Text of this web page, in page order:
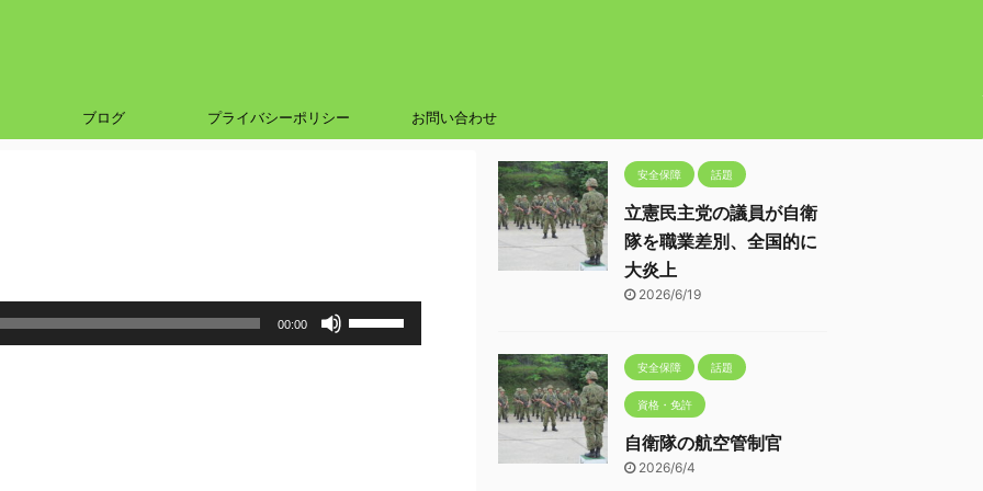
ブログ プライバシーポリシー お問い合わせ
00:00
リ
安全保障 話題
立憲民主党の議員が自衛
隊を職業差別、全国的に
大炎上
2026/6/19
安全保障 話題
資格・免許
自衛隊の航空管制官
2026/6/4